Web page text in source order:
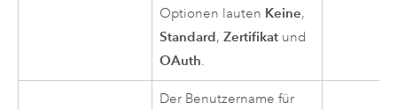
Optionen lauten Keine,
Standard,Zertifikat und
OAuth.
Der Benutzername für